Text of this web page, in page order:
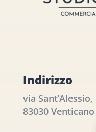
Indirizzo
via Sant’Alessio,
83030 Venticano